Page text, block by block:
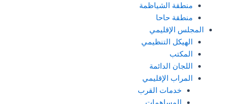
منطقة الشياظمة
منطقة حاحا
المجلس الإقليمي
الهيكل التنظيمي
المكتب
اللجان الدائمة
المراب الإقليمي
خدمات القرب